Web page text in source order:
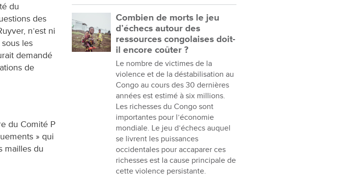
du
des
n’est ni
les
demandé
de
du Comité P
» qui
mailles du
Combien de morts le jeu
d’échecs autour des
ressources congolaises doit-
il encore coûter ?
Le nombre de victimes de la
violence et de la déstabilisation au
Congo au cours des 30 dernières
années est estimé à six millions.
Les richesses du Congo sont
importantes pour l’économie
mondiale. Le jeu d’échecs auquel
se livrent les puissances
occidentales pour accaparer ces
richesses est la cause principale de
cette violence persistante.